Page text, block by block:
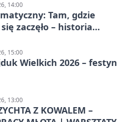
14:00
Tam, gdzie
zaczęło – historia
15:00
Wielkich 2026 – festyn
13:00
Z KOWALEM –